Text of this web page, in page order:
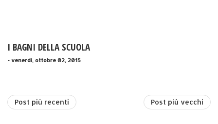
I BAGNI DELLA SCUOLA
- venerdì, ottobre 02, 2015
Post più recenti Post più vecchi